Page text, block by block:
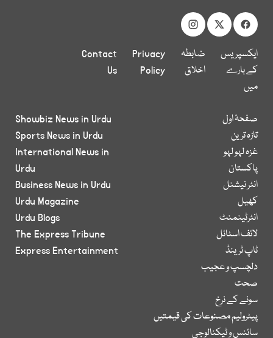
ایکسپریس
کے بارے
میں
ضابطہ
اخلاق
Privacy
Policy
Contact
Us
صفحۂ اول
تازہ ترین
غزہ لہو لہو
پاکستان
انٹر نیشنل
کھیل
انٹرٹینمنٹ
لائف اسٹائل
ٹاپ ٹرینڈ
دلچسپ و عجیب
صحت
سونے کے نرخ
پیٹرولیم مصنوعات کی قیمتیں
سائنس و ٹیکنالوجی
Showbiz News in Urdu
Sports News in Urdu
International News in
Urdu
Business News in Urdu
Urdu Magazine
Urdu Blogs
The Express Tribune
Express Entertainment